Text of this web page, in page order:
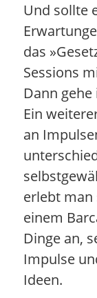
Und sollte
das
Sessions
Dann
Ein
an
erlebt
einem
Dinge an,
Impulse
Ideen.